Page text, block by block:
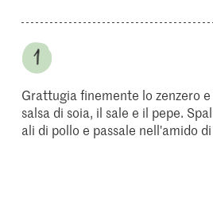
Grattugia finemente lo zenzero
salsa di soia, il sale e il pepe.
ali di pollo e passale nell'amido